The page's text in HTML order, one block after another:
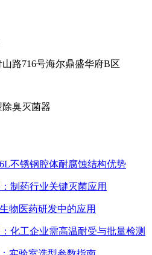
716号海尔鼎盛华府B区
臭灭菌器
不锈钢腔体耐腐蚀结构优势
制药行业关键灭菌应用
物医药研发中的应用
化工企业需高温耐受与批量检测